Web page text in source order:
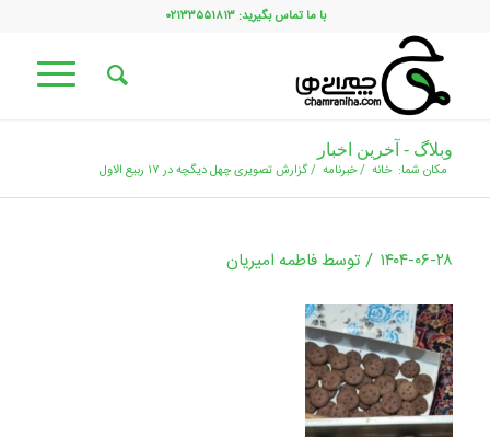
با ما تماس بگیرید: ۰۲۱۳۳۵۵۱۸۱۳
وبلاگ - آخرین اخبار
مکان شما: خانه /خبرنامه /گزارش تصویری چهل دیگچه در ۱۷ ربیع الاول
۱۴۰۴-۰۶-۲۸ / توسطفاطمه امیریان